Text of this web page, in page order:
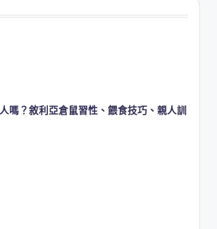
嗎？敘利亞倉鼠習性、餵食技巧、親人訓